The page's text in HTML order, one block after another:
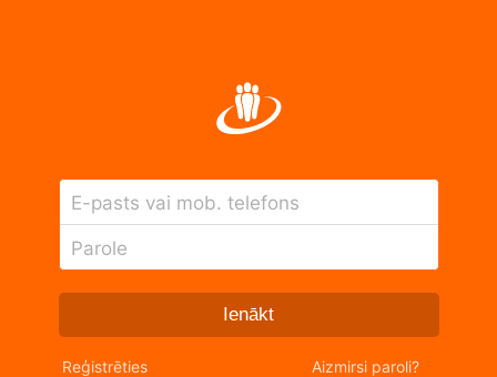
E-pasts vai mob. telefons
Parole
Ienākt
Reģistrēties Aizmirsi paroli?